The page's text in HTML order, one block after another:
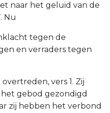
naar het geluid van de
Nu
tegen de
en verraders tegen
vers 1. Zij
gebod gezondigd
zij hebben het verbond